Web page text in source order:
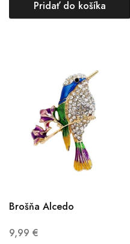
Pridať do košíka
Brošňa Alcedo
9,99 €